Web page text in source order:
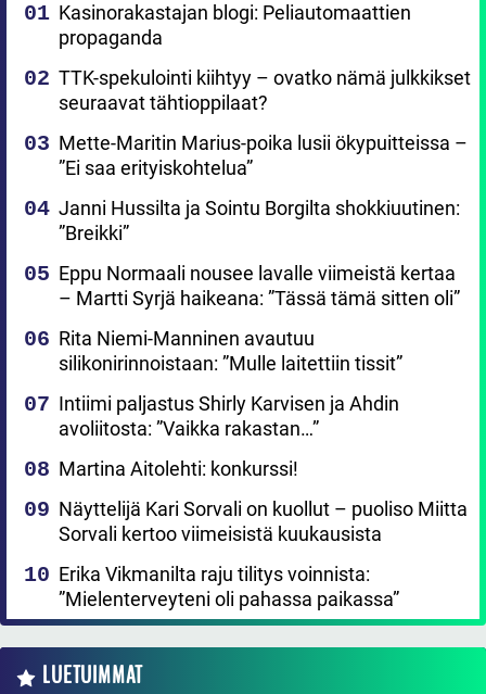
Kasinorakastajan blogi: Peliautomaattien
propaganda
TTK-spekulointi kiihtyy – ovatko nämä julkkikset
seuraavat tähtioppilaat?
Mette-Maritin Marius-poika lusii ökypuitteissa –
”Ei saa erityiskohtelua”
Janni Hussilta ja Sointu Borgilta shokkiuutinen:
”Breikki”
Eppu Normaali nousee lavalle viimeistä kertaa
– Martti Syrjä haikeana: ”Tässä tämä sitten oli”
Rita Niemi-Manninen avautuu
silikonirinnoistaan: ”Mulle laitettiin tissit”
Intiimi paljastus Shirly Karvisen ja Ahdin
avoliitosta: ”Vaikka rakastan…”
Martina Aitolehti: konkurssi!
Näyttelijä Kari Sorvali on kuollut – puoliso Miitta
Sorvali kertoo viimeisistä kuukausista
Erika Vikmanilta raju tilitys voinnista:
”Mielenterveyteni oli pahassa paikassa”
LUETUIMMAT